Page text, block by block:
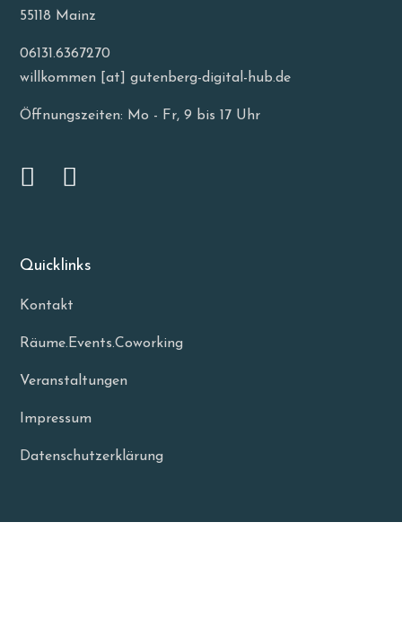
55118 Mainz
06131.6367270
willkommen [at] gutenberg-digital-hub.de
Öffnungszeiten: Mo - Fr, 9 bis 17 Uhr
Quicklinks
Kontakt
Räume.Events.Coworking
Veranstaltungen
Impressum
Datenschutzerklärung